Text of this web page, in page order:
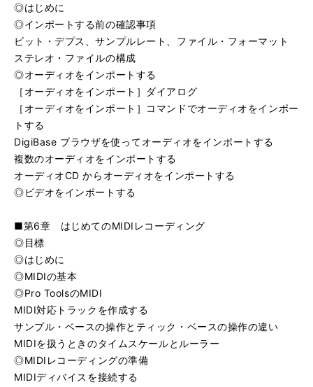
◎はじめに
◎インポートする前の確認事項
ビット・デプス、サンプルレート、ファイル・フォーマット
ステレオ・ファイルの構成
◎オーディオをインポートする
［オーディオをインポート］ダイアログ
［オーディオをインポート］コマンドでオーディオをインポー
トする
DigiBase ブラウザを使ってオーディオをインポートする
複数のオーディオをインポートする
オーディオCD からオーディオをインポートする
◎ビデオをインポートする
■第6章 はじめてのMIDIレコーディング
◎目標
◎はじめに
◎MIDIの基本
◎Pro ToolsのMIDI
MIDI対応トラックを作成する
サンプル・ベースの操作とティック・ベースの操作の違い
MIDIを扱うときのタイムスケールとルーラー
◎MIDIレコーディングの準備
MIDIディバイスを接続する